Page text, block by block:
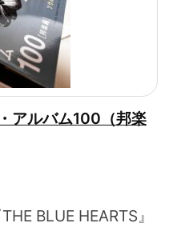
アルバム100（邦楽
BLUE HEARTS』